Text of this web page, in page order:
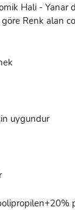
Hali - Yanar
Renk alan
uygundur